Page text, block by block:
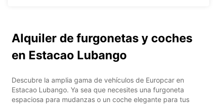
Alquiler de furgonetas y coches
en Estacao Lubango
Descubre la amplia gama de vehículos de Europcar en
Estacao Lubango. Ya sea que necesites una furgoneta
espaciosa para mudanzas o un coche elegante para tus